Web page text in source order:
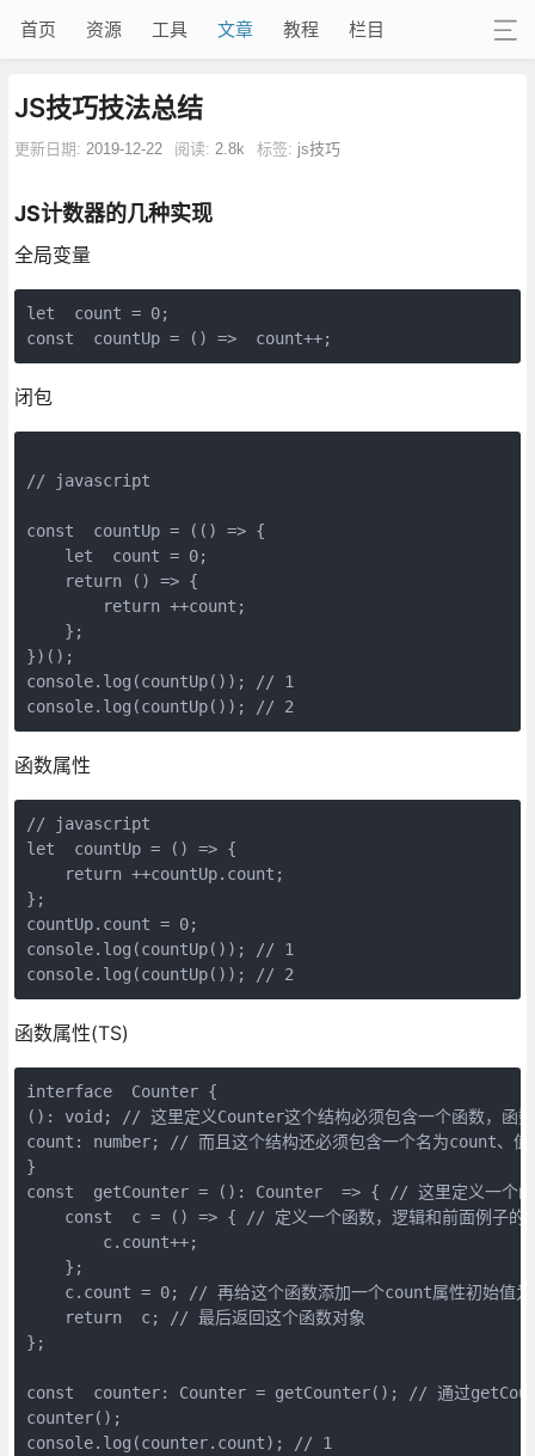
首页 资源 工具 文章 教程 栏目
JS技巧技法总结
更新日期: 2019-12-22 阅读: 2.8k 标签: js技巧
JS计数器的几种实现
全局变量
let  count = 0;
const  countUp = () =>  count++;
闭包
// javascript
const  countUp = (() => {
    let  count = 0;
    return () => {
        return ++count;
    };
})();
console.log(countUp()); // 1
console.log(countUp()); // 2
函数属性
// javascript
let  countUp = () => {
    return ++countUp.count;
};
countUp.count = 0;
console.log(countUp()); // 1
console.log(countUp()); // 2
函数属性(TS)
interface  Counter {
(): void; // 这里定义Counter这个结构必须包含一个函数，函数
count: number; // 而且这个结构还必须包含一个名为count、值
}
const  getCounter = (): Counter  => { // 这里定义一个函数
const  c = () => { // 定义一个函数，逻辑和前面例子的
        c.count++;
    };
c.count = 0; // 再给这个函数添加一个count属性初始值
    return  c; // 最后返回这个函数对象
};
const  counter: Counter = getCounter(); // 通过
counter();
console.log(counter.count); // 1